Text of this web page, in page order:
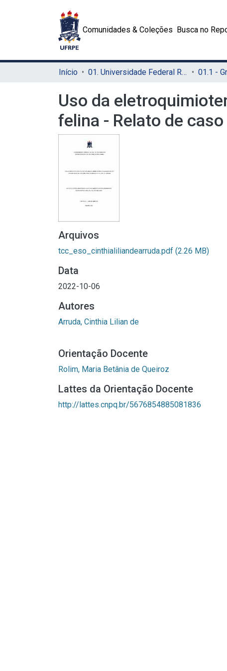
Comunidades & Coleções Busca no
Início 01. Universidade Federal Rural de Pernambuco - UFRPE (Sede) 01.1 -
Uso da
felina - Relato de caso
Arquivos
tcc_eso_cinthialiliandearruda.pdf (2.26 MB)
Data
2022-10-06
Autores
Arruda, Cinthia Lilian de
Orientação Docente
Rolim, Maria Betânia de Queiroz
Lattes da Orientação Docente
http://lattes.cnpq.br/5676854885081836